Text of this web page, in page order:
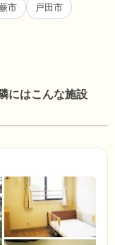
市 戸田市
にはこんな施設